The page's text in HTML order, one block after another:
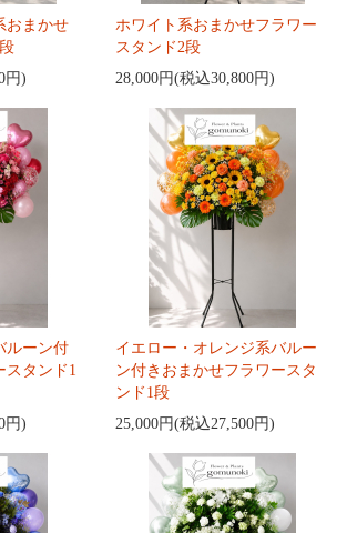
おまかせ
円)
ホワイト系おまかせフラワー
スタンド2段
28,000円(税込30,800円)
ルーン付
スタンド1
円)
イエロー・オレンジ系バルー
ン付きおまかせフラワースタ
ンド1段
25,000円(税込27,500円)